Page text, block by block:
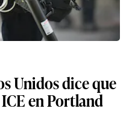
Unidos dice que
en Portland